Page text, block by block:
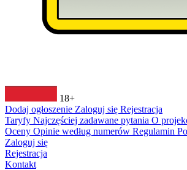
18+
Dodaj ogłoszenie Zaloguj się Rejestracja
Taryfy Najczęściej zadawane pytania O
Oceny Opinie według numerów Regulamin
Zaloguj się
Rejestracja
Kontakt